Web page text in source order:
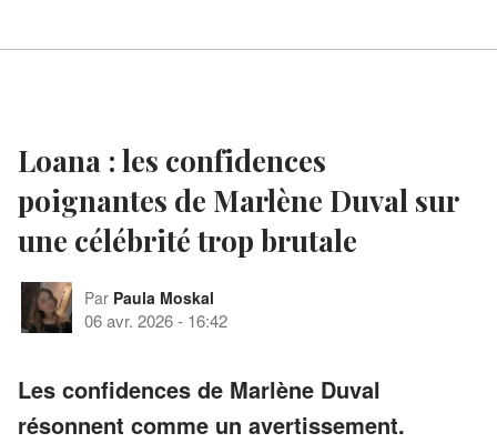
Loana : les confidences
poignantes de Marlène Duval sur
une célébrité trop brutale
Par Paula Moskal
06 avr. 2026- 16:42
Les confidences de Marlène Duval
résonnent comme un avertissement.